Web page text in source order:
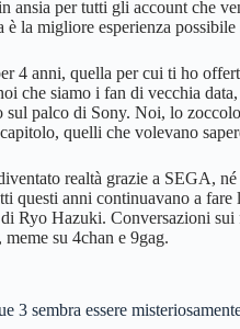
ansia per tutti gli account che
è la migliore esperienza possibile
4 anni, quella per cui ti ho
che siamo i fan di vecchia
palco di Sony. Noi, lo
quelli che volevano
realtà grazie a SEGA,
questi anni continuavano a fare
Ryo Hazuki. Conversazioni
su 4chan e 9gag.
3 sembra essere